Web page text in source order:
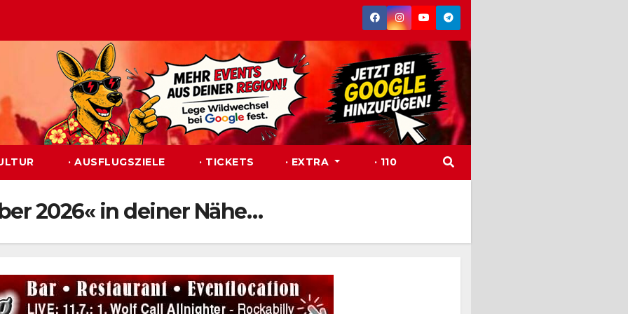
· AUSFLUGSZIELE · TICKETS · EXTRA · 110
2026« in deiner Nähe…